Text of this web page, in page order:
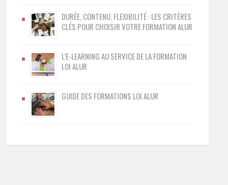
DURÉE, CONTENU, FLEXIBILITÉ : LES CRITÈRES
CLÉS POUR CHOISIR VOTRE FORMATION ALUR
L’E-LEARNING AU SERVICE DE LA FORMATION
LOI ALUR
GUIDE DES FORMATIONS LOI ALUR